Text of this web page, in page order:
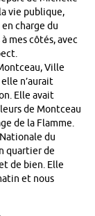
vie publique,
charge du
mes côtés, avec
Ville
n’aurait
Elle avait
de Montceau
de la Flamme.
du
quartier de
de bien. Elle
et nous